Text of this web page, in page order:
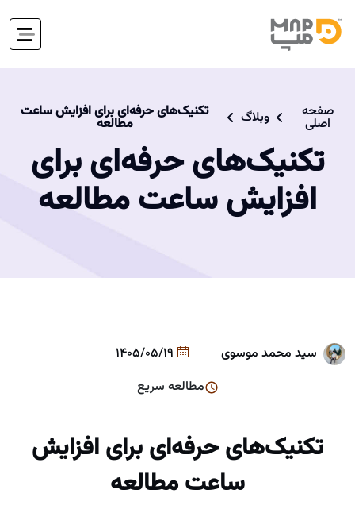
صفحه
اصلی وبلاگ تکنیک‌های حرفه‌ای برای افزایش ساعت
مطالعه
تکنیک‌های حرفه‌ای برای
افزایش ساعت مطالعه
سید محمد موسوی
مطالعه سریع
تکنیک‌های حرفه‌ای برای افزایش
ساعت مطالعه